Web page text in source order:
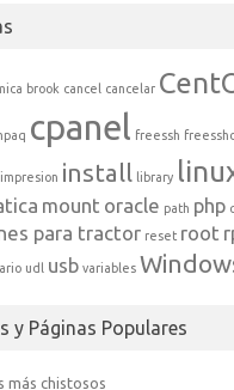
brook cancel cancelar
cpanel freessh
impresion install library
mount oracle path php
para tractor reset root
udl usb variables
y Páginas Populares
más chistosos